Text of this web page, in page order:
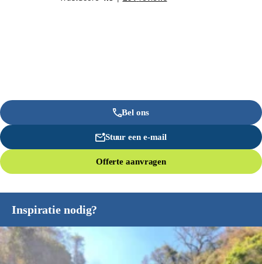
Bel ons
Stuur een e-mail
Offerte aanvragen
Inspiratie nodig?